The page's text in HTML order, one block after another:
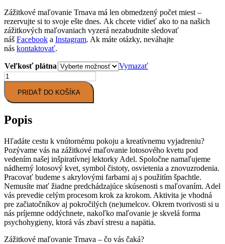
Zážitkové maľovanie Trnava má len obmedzený počet miest –
rezervujte si to svoje ešte dnes. Ak chcete vidieť ako to na našich
zážitkových maľovaniach vyzerá nezabudnite sledovať
náš Facebook a Instagram. Ak máte otázky, neváhajte
nás kontaktovať.
Veľkosť plátna
Vymazať
množstvo
Zážitkové
maľovanie
Trnava
kvet"
12.8.2025
PRIDAŤ DO KOŠÍKA
Popis
Hľadáte cestu k vnútornému pokoju a kreatívnemu vyjadreniu?
Pozývame vás na zážitkové maľovanie lotosového kvetu pod
vedením našej inšpiratívnej lektorky Adel. Spoločne namaľujeme
nádherný lotosový kvet, symbol čistoty, osvietenia a znovuzrodenia.
Pracovať budeme s akrylovými farbami aj s použitím špachtle.
Nemusíte mať žiadne predchádzajúce skúsenosti s maľovaním. Adel
vás prevedie celým procesom krok za krokom. Aktivita je vhodná
pre začiatočníkov aj pokročilých (ne)umelcov. Okrem tvorivosti si u
nás príjemne oddýchnete, nakoľko maľovanie je skvelá forma
psychohygieny, ktorá vás zbaví stresu a napätia.
Zážitkové maľovanie Trnava – čo vás čaká?